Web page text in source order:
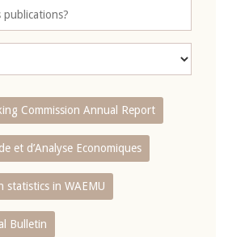
Commission Annual Report
et d’Analyse Economiques
statistics in WAEMU
Bulletin